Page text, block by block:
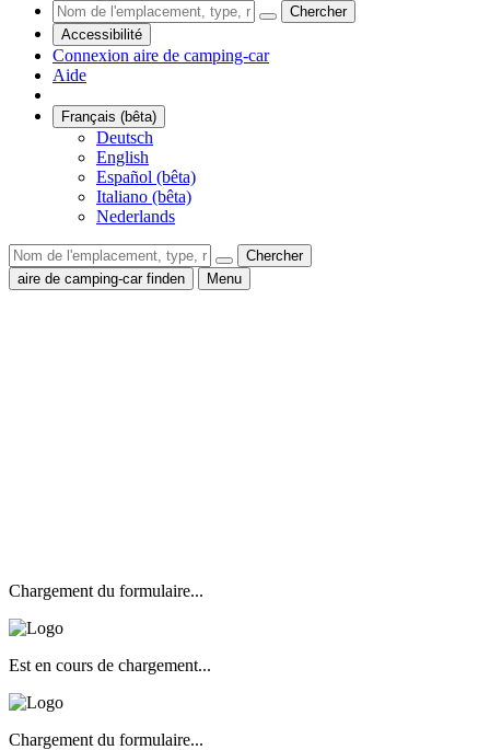
Chercher
Accessibilité
Connexion aire de camping-car
Aide
Français (bêta)
Deutsch
English
Español (bêta)
Italiano (bêta)
Nederlands
Chercher
aire de camping-car finden
Menu
Chargement du formulaire...
Est en cours de chargement...
Chargement du formulaire...